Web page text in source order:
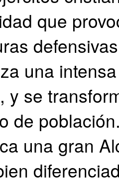
que
una
y se
de
una gran